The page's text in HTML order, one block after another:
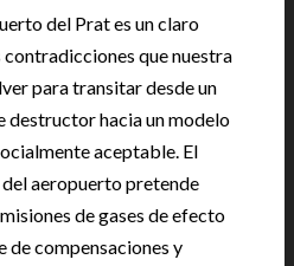
del Prat es un claro
que nuestra
para transitar desde un
destructor hacia un modelo
aceptable. El
aeropuerto pretende
de gases de efecto
de compensaciones y